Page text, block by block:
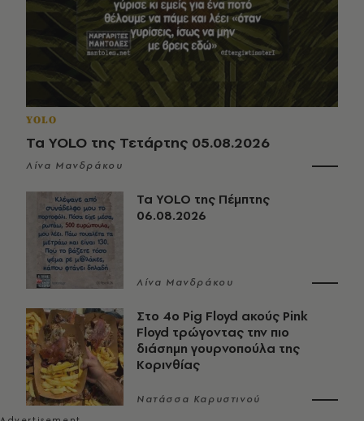
YOLO
Τα YOLO της Τετάρτης 05.08.2026
Λίνα Μανδράκου
Τα YOLO της Πέμπτης
06.08.2026
Λίνα Μανδράκου
Στο 4ο Pig Floyd ακούς Pink
Floyd τρώγοντας την πιο
διάσημη γουρνοπούλα της
Κορινθίας
Νατάσσα Καρυστινού